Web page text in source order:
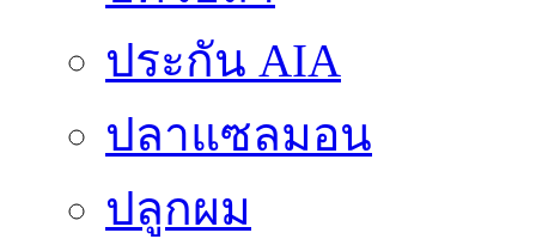
ประกัน AIA
ปลาแซลมอน
ปลูกผม